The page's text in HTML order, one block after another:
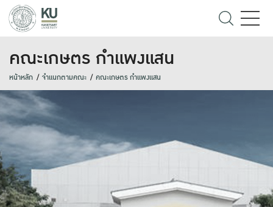
คณะเกษตร กำแพงแสน
หน้าหลัก จำแนกตามคณะ คณะเกษตร กำแพงแสน